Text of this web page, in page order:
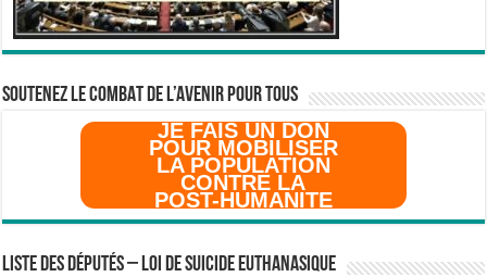
SOUTENEZ LE COMBAT DE L’AVenir pour Tous
JE FAIS UN DON
POUR MOBILISER
LA POPULATION
CONTRE LA
POST-HUMANITE
Liste des Députés – Loi de suicide euthanasique